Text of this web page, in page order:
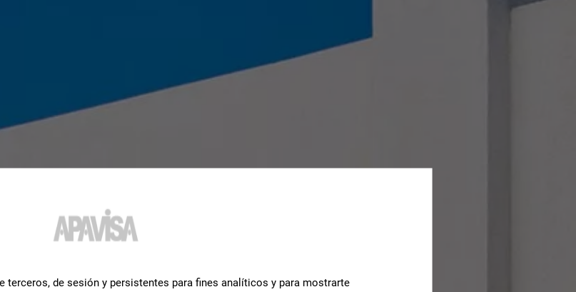
terceros, de sesión y persistentes para fines analíticos y para mostrarte